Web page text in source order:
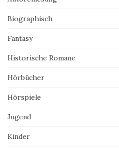
Biographisch
Fantasy
Historische Romane
Hörbücher
Hörspiele
Jugend
Kinder